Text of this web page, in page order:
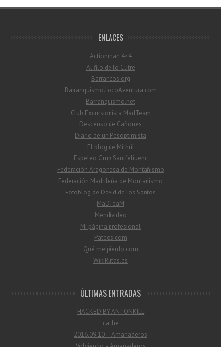
ENLACES
Actionman 4×4
Al filo de lo Cutre
Barrancos.org
Barranquismo.LocoAventura.com
Barranquismo.net
Club Excursionista MadTeam
Descenso de Cañones
Diario de un Pesoptimista
El blog de Mithril
Espeleo Grup Santfeliuenc
Federación Aragonesa de Montañismo
Federación Madrileña de Montañismo
Fotoblog de David de los Santos
MaDTeaM
Mendivideo
Mi página profesional
Pateos.com
Qué me pierdo.com
WikiRutas.es
ÚLTIMAS ENTRADAS
HACKED BY ANTONKILL
cache
2016.09.10 – Amanaderos